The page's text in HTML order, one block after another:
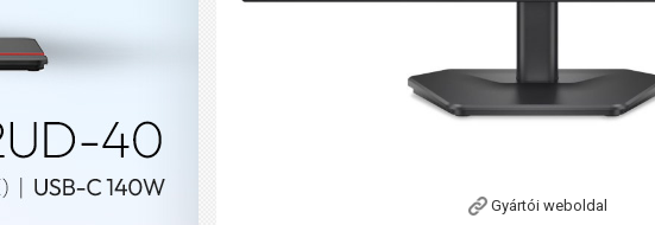
Gyártói weboldal